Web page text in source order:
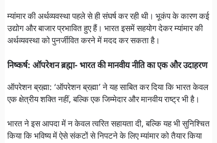
म्यांमार की अर्थव्यवस्था पहले से ही संघर्ष कर रही थी। भूकंप के कारण कई
उद्योग और बाजार प्रभावित हुए हैं। भारत इसमें सहयोग देकर म्यांमार की
अर्थव्यवस्था को पुनर्जीवित करने में मदद कर सकता है।
निष्कर्ष: ऑपरेशन ब्रह्मा- भारत की मानवीय नीति का एक और उदाहरण
ऑपरेशन ब्रह्मा: ‘ऑपरेशन ब्रह्मा’ ने यह साबित कर दिया कि भारत केवल
एक क्षेत्रीय शक्ति नहीं, बल्कि एक जिम्मेदार और मानवीय राष्ट्र भी है।
भारत ने इस आपदा में न केवल त्वरित सहायता दी, बल्कि यह भी सुनिश्चित
किया कि भविष्य में ऐसे संकटों से निपटने के लिए म्यांमार को तैयार किया